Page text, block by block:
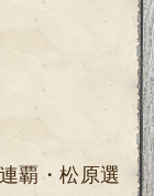
覇・松原選